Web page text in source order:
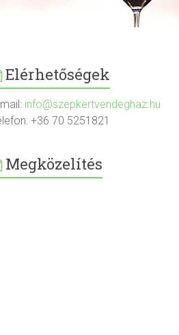
Elérhetőségek
info@szepkertvendeghaz.hu
+36 70 5251821
Megközelítés